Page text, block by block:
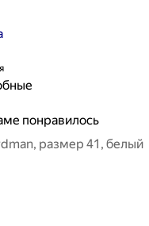
понравилось
размер 41, белый